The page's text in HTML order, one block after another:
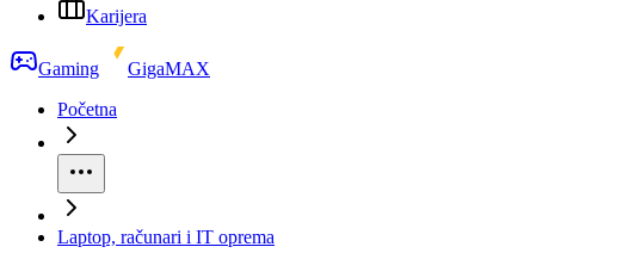
Karijera
Gaming
GigaMAX
Početna
Laptop, računari i IT oprema